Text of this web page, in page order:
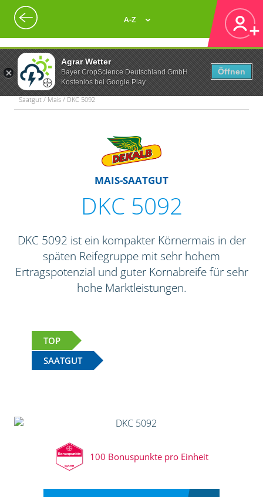
Agrar Wetter
Bayer CropScience Deutschland GmbH
Kostenlos bei Google Play
Öffnen
A-Z
Saatgut / Mais / DKC 5092
MAIS-SAATGUT
DKC 5092
DKC 5092 ist ein kompakter Körnermais in der
späten Reifegruppe mit sehr hohem
Ertragspotenzial und guter Kornabreife für sehr
hohe Marktleistungen.
TOP
SAATGUT
100 Bonuspunkte pro Einheit